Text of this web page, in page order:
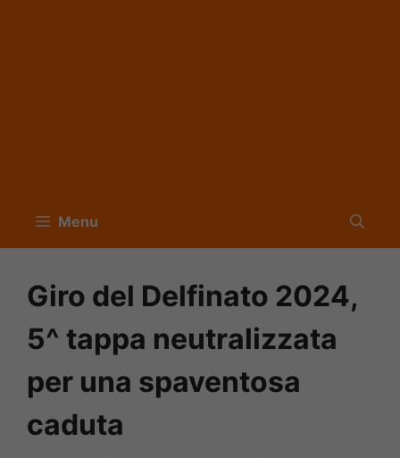
Menu
Giro del Delfinato 2024,
5^ tappa neutralizzata
per una spaventosa
caduta